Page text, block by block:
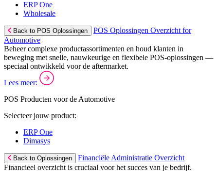
ERP One
Wholesale
Back to POS Oplossingen
POS Oplossingen Overzicht for
Automotive
Beheer complexe productassortimenten en houd klanten in
beweging met snelle, nauwkeurige en flexibele POS-oplossingen —
speciaal ontwikkeld voor de aftermarket.
Lees meer:
POS Producten voor de Automotive
Selecteer jouw product:
ERP One
Dimasys
Back to Oplossingen
Financiële Administratie Overzicht
Financieel overzicht is cruciaal voor het succes van je bedrijf.